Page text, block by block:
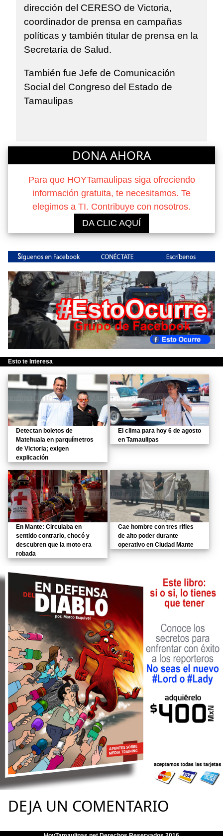
dirección del CERESO de Victoria,
coordinador de prensa en campañas
políticas y también titular de prensa en la
Secretaría de Salud.
También fue Jefe de Comunicación
Social del Congreso del Estado de
Tamaulipas
DONA AHORA
Para que HOYTamaulipas siga ofreciendo
información gratuita, te necesitamos. Te
elegimos a TI. Contribuye con nosotros.
DA CLIC AQUÍ
Esto te Interesa
Detectan boletos de
Matehuala en parquímetros
de Victoria; exigen
explicación
El clima para hoy 6 de agosto
en Tamaulipas
En Mante: Circulaba en
sentido contrario, chocó y
descubren que la moto era
robada
Cae hombre con tres rifles
de alto poder durante
operativo en Ciudad Mante
DEJA UN COMENTARIO